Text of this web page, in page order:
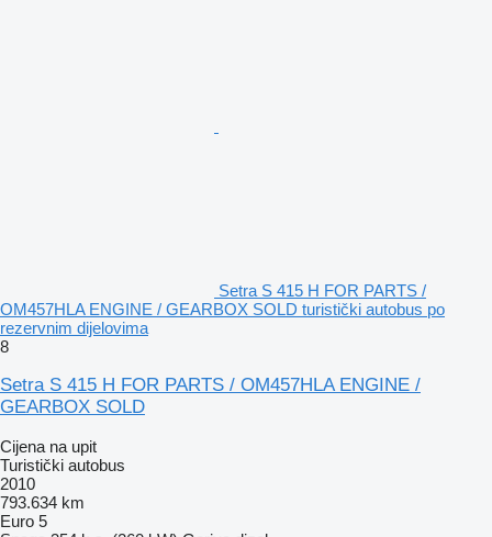
Setra S 415 H FOR PARTS /
OM457HLA ENGINE / GEARBOX SOLD turistički autobus po
rezervnim dijelovima
8
Setra S 415 H FOR PARTS / OM457HLA ENGINE /
GEARBOX SOLD
Cijena na upit
Turistički autobus
2010
793.634 km
Euro 5